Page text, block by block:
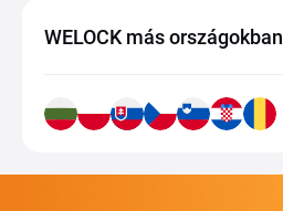
WELOCK más országokban